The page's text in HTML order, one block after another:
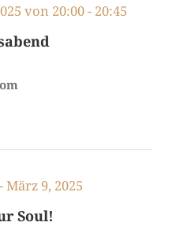
von 20:00- 20:45
Soul!
-März 9, 2025